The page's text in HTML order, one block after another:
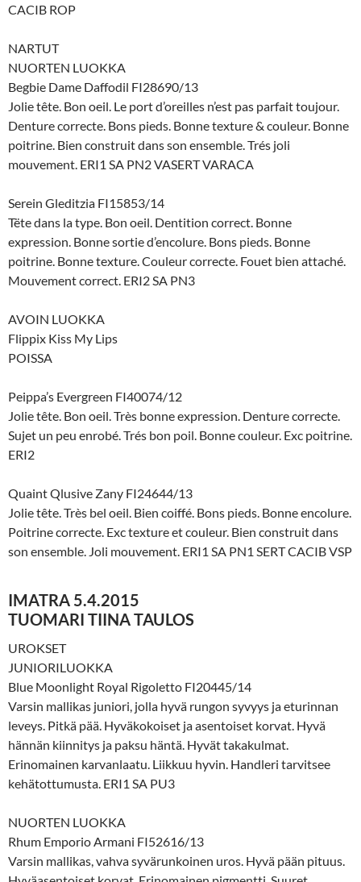
CACIB ROP
NARTUT
NUORTEN LUOKKA
Begbie Dame Daffodil FI28690/13
Jolie tête. Bon oeil. Le port d’oreilles n’est pas parfait toujour.
Denture correcte. Bons pieds. Bonne texture & couleur. Bonne
poitrine. Bien construit dans son ensemble. Trés joli
mouvement. ERI1 SA PN2 VASERT VARACA
Serein Gleditzia FI15853/14
Tëte dans la type. Bon oeil. Dentition correct. Bonne
expression. Bonne sortie d’encolure. Bons pieds. Bonne
poitrine. Bonne texture. Couleur correcte. Fouet bien attaché.
Mouvement correct. ERI2 SA PN3
AVOIN LUOKKA
Flippix Kiss My Lips
POISSA
Peippa’s Evergreen FI40074/12
Jolie tête. Bon oeil. Très bonne expression. Denture correcte.
Sujet un peu enrobé. Trés bon poil. Bonne couleur. Exc poitrine.
ERI2
Quaint Qlusive Zany FI24644/13
Jolie tête. Très bel oeil. Bien coiffé. Bons pieds. Bonne encolure.
Poitrine correcte. Exc texture et couleur. Bien construit dans
son ensemble. Joli mouvement. ERI1 SA PN1 SERT CACIB VSP
IMATRA 5.4.2015
TUOMARI TIINA TAULOS
UROKSET
JUNIORILUOKKA
Blue Moonlight Royal Rigoletto FI20445/14
Varsin mallikas juniori, jolla hyvä rungon syvyys ja eturinnan
leveys. Pitkä pää. Hyväkokoiset ja asentoiset korvat. Hyvä
hännän kiinnitys ja paksu häntä. Hyvät takakulmat.
Erinomainen karvanlaatu. Liikkuu hyvin. Handleri tarvitsee
kehätottumusta. ERI1 SA PU3
NUORTEN LUOKKA
Rhum Emporio Armani FI52616/13
Varsin mallikas, vahva syvärunkoinen uros. Hyvä pään pituus.